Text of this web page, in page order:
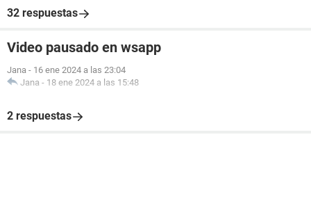
32 respuestas
Video pausado en wsapp
Jana - 16 ene 2024 a las 23:04
Jana - 18 ene 2024 a las 15:48
2 respuestas